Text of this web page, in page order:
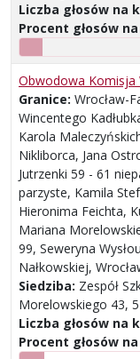
Liczba głosów na
Procent głosów
Obwodowa Komisja
Granice: Wrocław-
Wincentego
Karola
Nikliborca, Jana
Jutrzenki 59 - 61
parzyste, Kamila
Hieronima Feichta,
Mariana
99, Seweryna
Nałkowskiej,
Siedziba: Zespół
Morelowskiego 43,
Liczba głosów na
Procent głosów